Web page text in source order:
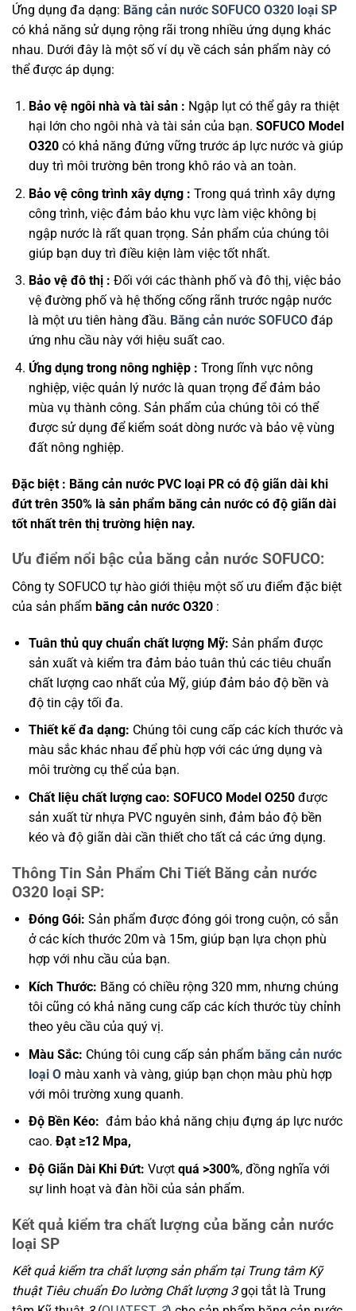
Ứng dụng đa dạng: Băng cản nước SOFUCO O320 loại SP
có khả năng sử dụng rộng rãi trong nhiều ứng dụng khác
nhau. Dưới đây là một số ví dụ về cách sản phẩm này có
thể được áp dụng:
Bảo vệ ngôi nhà và tài sản : Ngập lụt có thể gây ra thiệt
hại lớn cho ngôi nhà và tài sản của bạn. SOFUCO Model
O320có khả năng đứng vững trước áp lực nước và giúp
duy trì môi trường bên trong khô ráo và an toàn.
Bảo vệ công trình xây dựng : Trong quá trình xây dựng
công trình, việc đảm bảo khu vực làm việc không bị
ngập nước là rất quan trọng. Sản phẩm của chúng tôi
giúp bạn duy trì điều kiện làm việc tốt nhất.
Bảo vệ đô thị : Đối với các thành phố và đô thị, việc bảo
vệ đường phố và hệ thống cống rãnh trước ngập nước
là một ưu tiên hàng đầu. Băng cản nước SOFUCOđáp
ứng nhu cầu này với hiệu suất cao.
Ứng dụng trong nông nghiệp : Trong lĩnh vực nông
nghiệp, việc quản lý nước là quan trọng để đảm bảo
mùa vụ thành công. Sản phẩm của chúng tôi có thể
được sử dụng để kiểm soát dòng nước và bảo vệ vùng
đất nông nghiệp.
Đặc biệt : Băng cản nước PVC loại PR có độ giãn dài khi
đứt trên 350% là sản phẩm băng cản nước có độ giãn dài
tốt nhất trên thị trường hiện nay.
Ưu điểm nổi bậc của băng cản nước SOFUCO:
Công ty SOFUCO tự hào giới thiệu một số ưu điểm đặc biệt
của sản phẩm băng cản nước O320 :
Tuân thủ quy chuẩn chất lượng Mỹ: Sản phẩm được
sản xuất và kiểm tra đảm bảo tuân thủ các tiêu chuẩn
chất lượng cao nhất của Mỹ, giúp đảm bảo độ bền và
độ tin cậy tối đa.
Thiết kế đa dạng: Chúng tôi cung cấp các kích thước và
màu sắc khác nhau để phù hợp với các ứng dụng và
môi trường cụ thể của bạn.
Chất liệu chất lượng cao: SOFUCO Model O250được
sản xuất từ nhựa PVC nguyên sinh, đảm bảo độ bền
kéo và độ giãn dài cần thiết cho tất cả các ứng dụng.
Thông Tin Sản Phẩm Chi Tiết Băng cản nước
O320 loại SP:
Đóng Gói: Sản phẩm được đóng gói trong cuộn, có sẵn
ở các kích thước 20m và 15m, giúp bạn lựa chọn phù
hợp với nhu cầu của bạn.
Kích Thước: Băng có chiều rộng 320 mm, nhưng chúng
tôi cũng có khả năng cung cấp các kích thước tùy chỉnh
theo yêu cầu của quý vị.
Màu Sắc: Chúng tôi cung cấp sản phẩm băng cản nước
loại Omàu xanh và vàng, giúp bạn chọn màu phù hợp
với môi trường xung quanh.
Độ Bền Kéo: đảm bảo khả năng chịu đựng áp lực nước
cao. Đạt ≥12 Mpa,
Độ Giãn Dài Khi Đứt: Vượt quá >300%, đồng nghĩa với
sự linh hoạt và đàn hồi của sản phẩm.
Kết quả kiểm tra chất lượng của băng cản nước
loại SP
Kết quả kiểm tra chất lượng sản phẩm tại Trung tâm Kỹ
thuật Tiêu chuẩn Đo lường Chất lượng 3gọi tắt là Trung